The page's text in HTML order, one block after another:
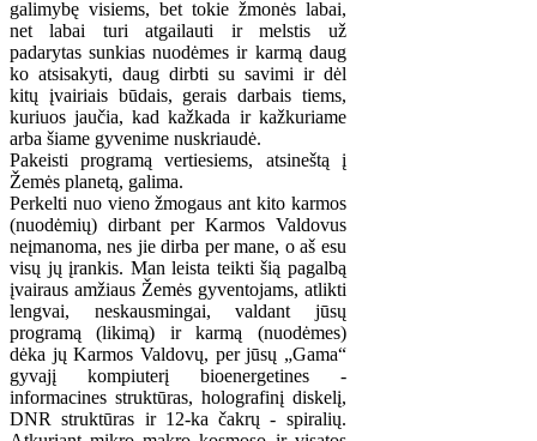
galimybę visiems, bet tokie žmonės labai,
net labai turi atgailauti ir melstis už
padarytas sunkias nuodėmes ir karmą daug
ko atsisakyti, daug dirbti su savimi ir dėl
kitų įvairiais būdais, gerais darbais tiems,
kuriuos jaučia, kad kažkada ir kažkuriame
arba šiame gyvenime nuskriaudė.
Pakeisti programą vertiesiems, atsineštą į
Žemės planetą, galima.
Perkelti nuo vieno žmogaus ant kito karmos
(nuodėmių) dirbant per Karmos Valdovus
neįmanoma, nes jie dirba per mane, o aš esu
visų jų įrankis. Man leista teikti šią pagalbą
įvairaus amžiaus Žemės gyventojams, atlikti
lengvai, neskausmingai, valdant jūsų
programą (likimą) ir karmą (nuodėmes)
dėka jų Karmos Valdovų, per jūsų „Gama“
gyvajį kompiuterį bioenergetines -
informacines struktūras, holografinį diskelį,
DNR struktūras ir 12-ka čakrų - spiralių.